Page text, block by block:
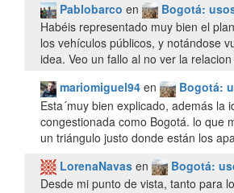
Pablobarco en Bogotá:
Habéis representado muy bien el
los vehículos públicos, y notándose
mariomiguel94 en Bogotá:
Esta´muy bien explicado, además
congestionada como Bogotá. lo que
un triángulo justo donde están los
LorenaNavas en Bogotá:
Desde mi punto de vista, tanto para